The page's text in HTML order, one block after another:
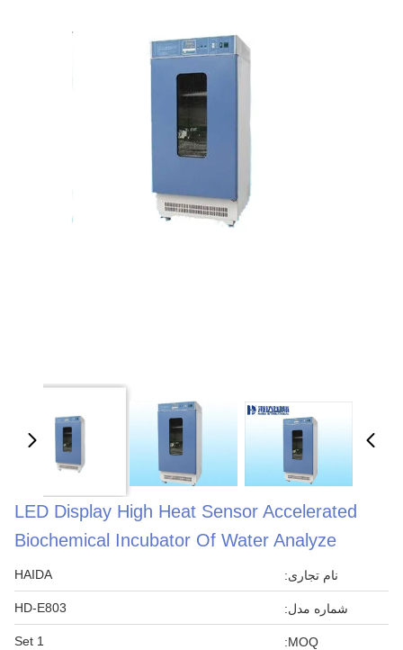
LED Display High Heat Sensor Accelerated
Biochemical Incubator Of Water Analyze
نام تجاری: HAIDA
شماره مدل: HD-E803
MOQ:
1 Set